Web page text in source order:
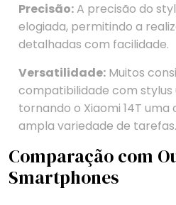
Precisão:A precisão do
elogiada, permitindo a
detalhadas com facilidade.
Versatilidade: Muitos
compatibilidade com
tornando o Xiaomi 14T
ampla variedade de tarefas.
Comparação com
Smartphones